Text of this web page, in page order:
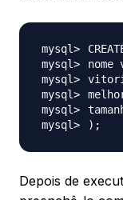
nome
) ;
Depois de